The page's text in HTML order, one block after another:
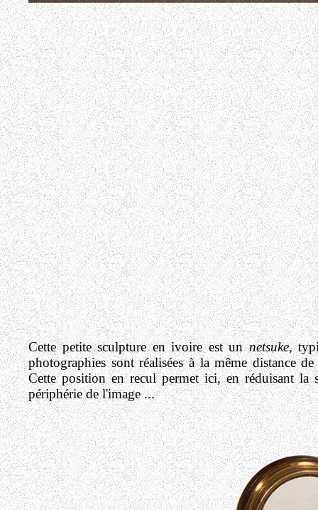
Cette petite sculpture en ivoire est unnetsuke,
photographies sont réalisées à la même distance
Cette position en recul permet ici, en réduisant la
périphérie de l'image ...